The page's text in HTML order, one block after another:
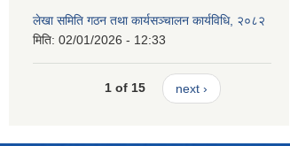
लेखा समिति गठन तथा कार्यसञ्चालन कार्यविधि, २०८२
मिति: 02/01/2026 - 12:33
1 of 15 next ›